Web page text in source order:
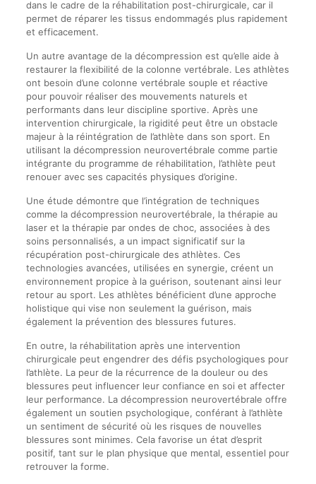
dans le cadre de la réhabilitation post-chirurgicale, car il
permet de réparer les tissus endommagés plus rapidement
et efficacement.
Un autre avantage de la décompression est qu’elle aide à
restaurer la flexibilité de la colonne vertébrale. Les athlètes
ont besoin d’une colonne vertébrale souple et réactive
pour pouvoir réaliser des mouvements naturels et
performants dans leur discipline sportive. Après une
intervention chirurgicale, la rigidité peut être un obstacle
majeur à la réintégration de l’athlète dans son sport. En
utilisant la décompression neurovertébrale comme partie
intégrante du programme de réhabilitation, l’athlète peut
renouer avec ses capacités physiques d’origine.
Une étude démontre que l’intégration de techniques
comme la décompression neurovertébrale, la thérapie au
laser et la thérapie par ondes de choc, associées à des
soins personnalisés, a un impact significatif sur la
récupération post-chirurgicale des athlètes. Ces
technologies avancées, utilisées en synergie, créent un
environnement propice à la guérison, soutenant ainsi leur
retour au sport. Les athlètes bénéficient d’une approche
holistique qui vise non seulement la guérison, mais
également la prévention des blessures futures.
En outre, la réhabilitation après une intervention
chirurgicale peut engendrer des défis psychologiques pour
l’athlète. La peur de la récurrence de la douleur ou des
blessures peut influencer leur confiance en soi et affecter
leur performance. La décompression neurovertébrale offre
également un soutien psychologique, conférant à l’athlète
un sentiment de sécurité où les risques de nouvelles
blessures sont minimes. Cela favorise un état d’esprit
positif, tant sur le plan physique que mental, essentiel pour
retrouver la forme.